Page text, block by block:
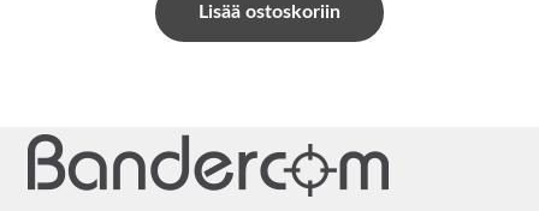
Lisää ostoskoriin